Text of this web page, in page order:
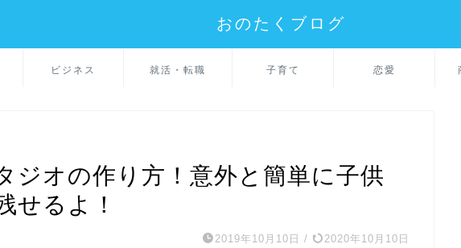
おのたくブログ
ビジネス 就活・転職 子育て 恋愛
ジオの作り方！意外と簡単に子供
せるよ！
2019年10月10日 / 2020年10月10日